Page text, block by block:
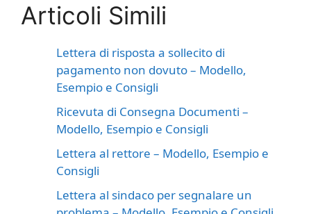
Articoli Simili
Lettera di risposta a sollecito di
pagamento non dovuto – Modello,
Esempio e Consigli
Ricevuta di Consegna Documenti –
Modello, Esempio e Consigli
Lettera al rettore – Modello, Esempio e
Consigli
Lettera al sindaco per segnalare un